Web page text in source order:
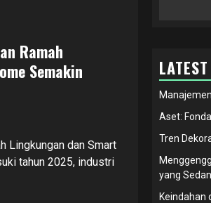
Ramah
Semakin
Lingkungan dan Smart
tahun 2025, industri
Aset:
Tren
yang
Keindahan